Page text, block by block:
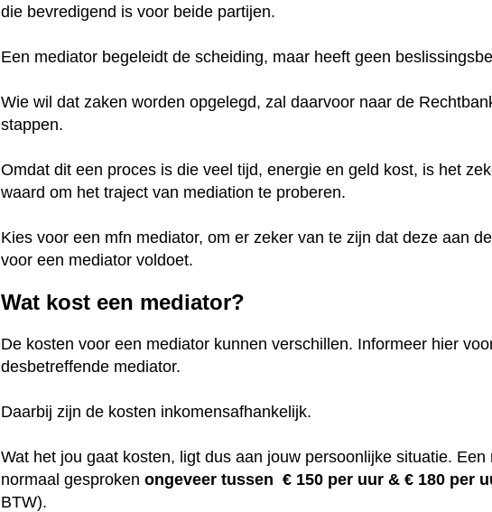
die bevredigend is voor beide partijen.
Een mediator begeleidt de scheiding, maar heeft geen
Wie wil dat zaken worden opgelegd, zal daarvoor naar de
stappen.
Omdat dit een proces is die veel tijd, energie en geld kost, is het
waard om het traject van mediation te proberen.
Kies voor een mfn mediator, om er zeker van te zijn dat deze aan
voor een mediator voldoet.
Wat kost een mediator?
De kosten voor een mediator kunnen verschillen. Informeer hier
desbetreffende mediator.
Daarbij zijn de kosten inkomensafhankelijk.
Wat het jou gaat kosten, ligt dus aan jouw persoonlijke situatie. Een
normaal gesprokenongeveer tussen € 150 per uur &€ 180 per
BTW).